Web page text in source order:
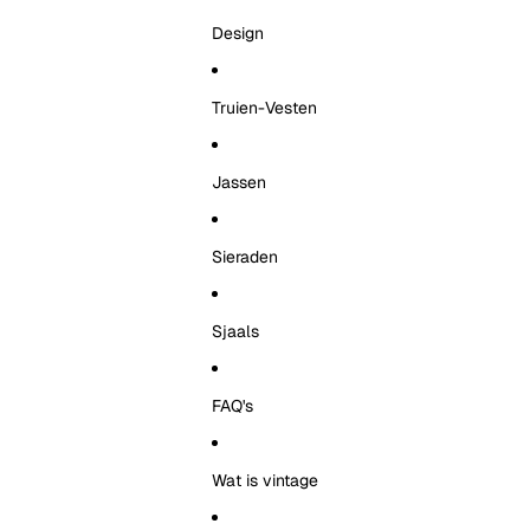
Design
Truien-Vesten
Jassen
Sieraden
Sjaals
FAQ's
Wat is vintage